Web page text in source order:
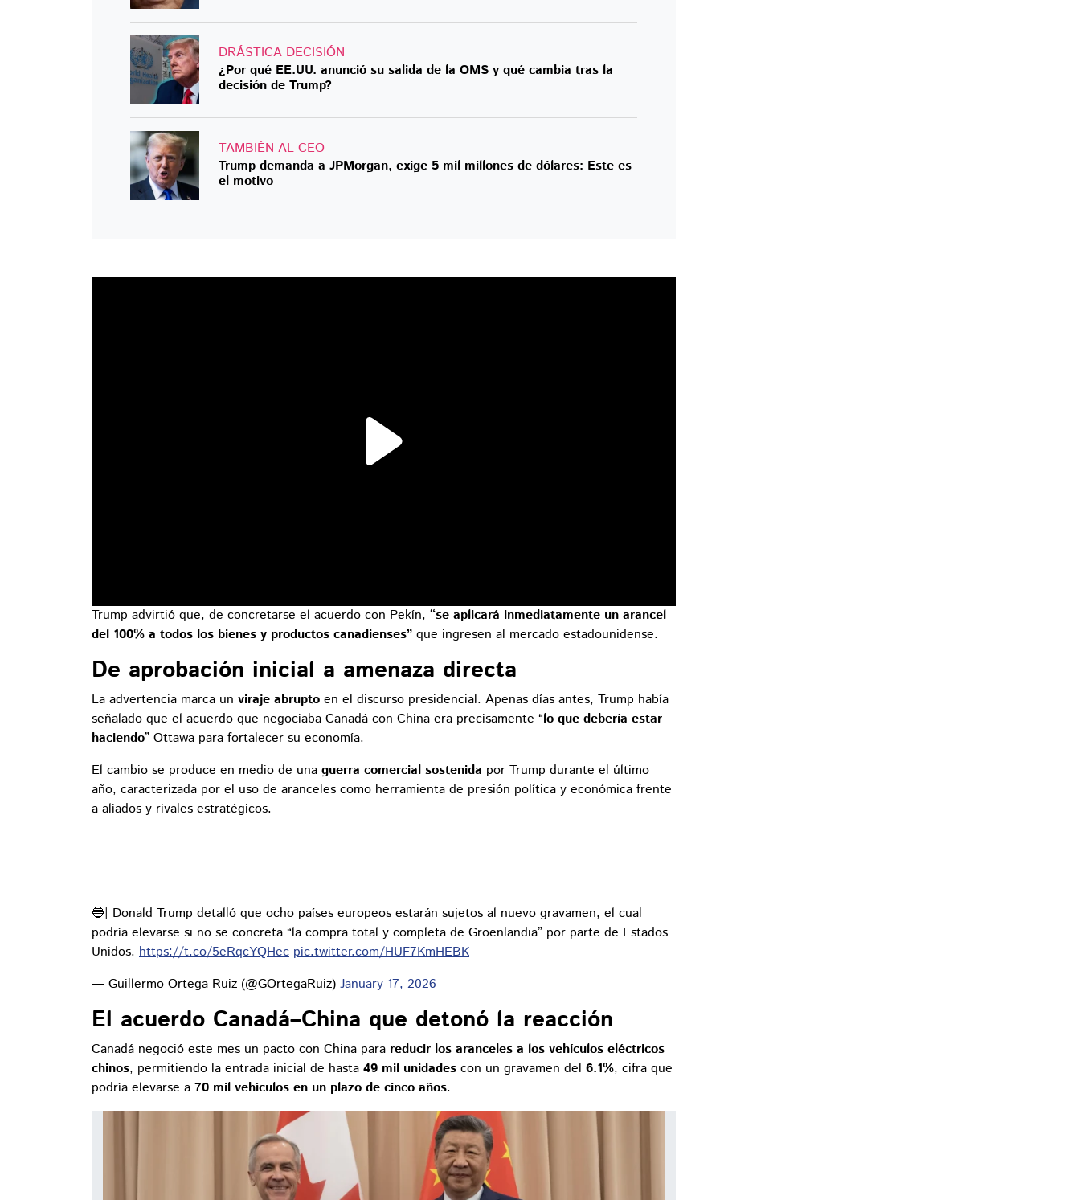
DRÁSTICA DECISIÓN
¿Por qué EE.UU. anunció su salida de la OMS y qué cambia tras la
decisión de Trump?
TAMBIÉN AL CEO
Trump demanda a JPMorgan, exige 5 mil millones de dólares: Este es
el motivo
Trump advirtió que, de concretarse el acuerdo con Pekín, “se aplicará inmediatamente un arancel
del 100% a todos los bienes y productos canadienses” que ingresen al mercado estadounidense.
De aprobación inicial a amenaza directa
La advertencia marca un viraje abrupto en el discurso presidencial. Apenas días antes, Trump había
señalado que el acuerdo que negociaba Canadá con China era precisamente “lo que debería estar
haciendo” Ottawa para fortalecer su economía.
El cambio se produce en medio de una guerra comercial sostenida por Trump durante el último
año, caracterizada por el uso de aranceles como herramienta de presión política y económica frente
a aliados y rivales estratégicos.
🔵| Donald Trump detalló que ocho países europeos estarán sujetos al nuevo gravamen, el cual
podría elevarse si no se concreta “la compra total y completa de Groenlandia” por parte de Estados
Unidos. https://t.co/5eRqcYQHec pic.twitter.com/HUF7KmHEBK
— Guillermo Ortega Ruiz (@GOrtegaRuiz) January 17, 2026
El acuerdo Canadá–China que detonó la reacción
Canadá negoció este mes un pacto con China para reducir los aranceles a los vehículos eléctricos
chinos, permitiendo la entrada inicial de hasta 49 mil unidades con un gravamen del 6.1%, cifra que
podría elevarse a 70 mil vehículos en un plazo de cinco años.